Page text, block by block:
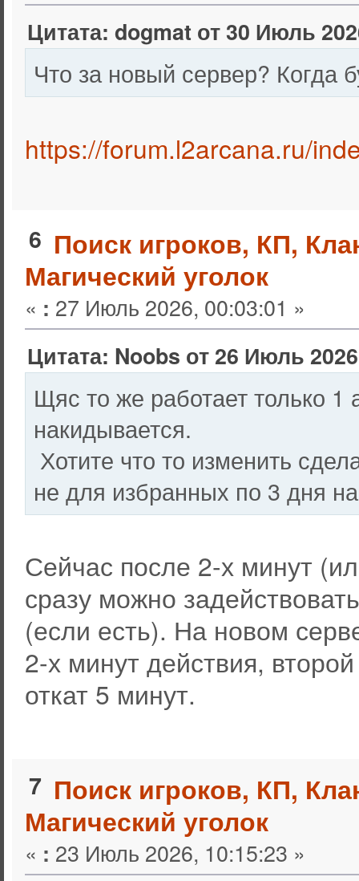
Цитата: dogmat от 30 Июль
Что за новый сервер? Когда
https://forum.l2arcana.ru/
6 Поиск игроков, КП,
Магический уголок
« : 27 Июль 2026, 00:03:01 »
Цитата: Noobs от 26 Июль
Щяс то же работает только
накидывается.
Хотите что то изменить
не для избранных по 3 дня
Сейчас после 2-х минут
сразу можно
(если есть). На новом
2-х минут действия,
откат 5 минут.
7 Поиск игроков, КП,
Магический уголок
« : 23 Июль 2026, 10:15:23 »